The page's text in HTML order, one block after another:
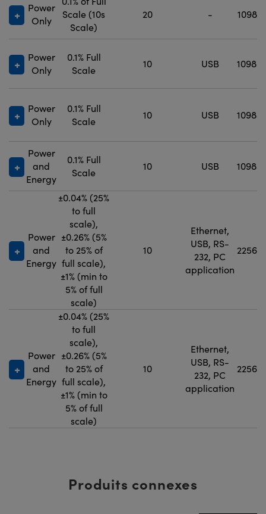
Power
Only
Scale (10s
Scale)
20 -
Power
Only
0.1% Full
Scale
10 USB
Power
Only
0.1% Full
Scale
10 USB
Power
and
Energy
0.1% Full
Scale
10 USB
Power
and
Energy
±0.04% (25%
to full
scale),
±0.26% (5%
to 25% of
full scale),
±1% (min to
5% of full
scale)
10
Ethernet,
USB, RS-
232, PC
application
Power
and
Energy
±0.04% (25%
to full
scale),
±0.26% (5%
to 25% of
full scale),
±1% (min to
5% of full
scale)
10
Ethernet,
USB, RS-
232, PC
application
Produits connexes